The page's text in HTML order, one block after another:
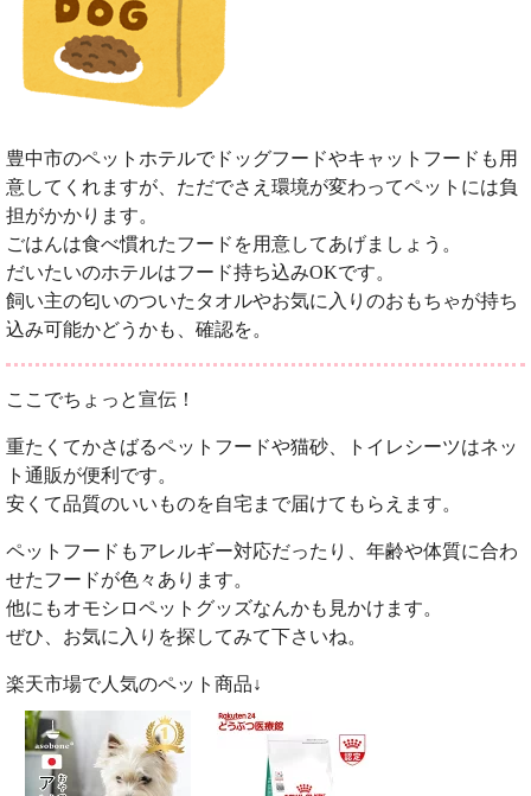
豊中市のペットホテルでドッグフードやキャットフードも用
意してくれますが、ただでさえ環境が変わってペットには負
担がかかります。
ごはんは食べ慣れたフードを用意してあげましょう。
だいたいのホテルはフード持ち込みOKです。
飼い主の匂いのついたタオルやお気に入りのおもちゃが持ち
込み可能かどうかも、確認を。
ここでちょっと宣伝！
重たくてかさばるペットフードや猫砂、トイレシーツはネッ
ト通販が便利です。
安くて品質のいいものを自宅まで届けてもらえます。
ペットフードもアレルギー対応だったり、年齢や体質に合わ
せたフードが色々あります。
他にもオモシロペットグッズなんかも見かけます。
ぜひ、お気に入りを探してみて下さいね。
楽天市場で人気のペット商品↓